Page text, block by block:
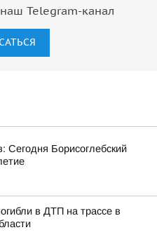
Telegram-канал
Сегодня Борисоглебский
в ДТП на трассе в